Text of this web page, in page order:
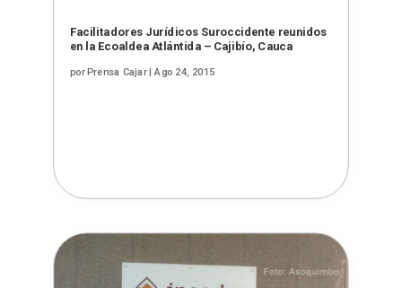
Facilitadores Jurídicos Suroccidente reunidos
en la Ecoaldea Atlántida – Cajibío, Cauca
porPrensa Cajar| Ago 24, 2015